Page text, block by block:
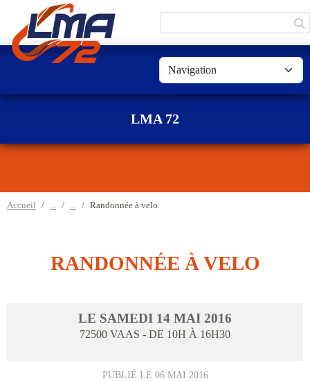
LMA 72
Accueil Randonnée à velo
RANDONNÉE À VELO
LE SAMEDI 14 MAI 2016
72500 VAAS - DE 10H À 16H30
PUBLIÉ LE 06 MAI 2016
Panneau de gestion des cookies